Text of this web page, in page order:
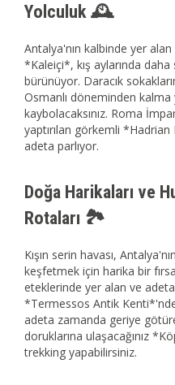
Yolculuk 🕰️
Antalya'nın kalbinde yer
*Kaleiçi*, kış aylarında
bürünüyor. Daracık
Osmanlı döneminden kalma
kaybolacaksınız. Roma
yaptırılan görkemli *Hadrian
adeta parlıyor.
Doğa Harikaları ve
Rotaları 🏞️
Kışın serin havası,
keşfetmek için harika bir
eteklerinde yer alan ve
*Termessos Antik
adeta zamanda geriye
doruklarına ulaşacağınız
trekking yapabilirsiniz.